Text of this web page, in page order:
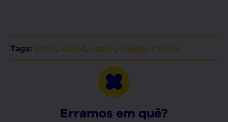
Tags: Bahia, Covid, Lacen, Saúde, Vacina
Erramos em quê?